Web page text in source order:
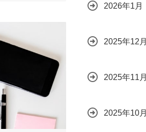
2026年1月
2025年12月
2025年11月
2025年10月